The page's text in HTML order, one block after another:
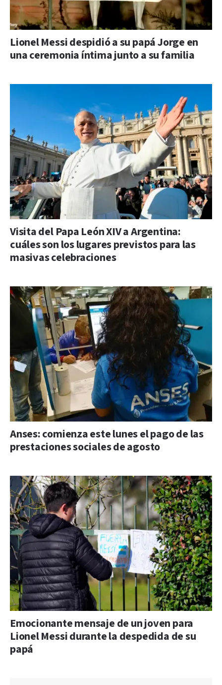
Lionel Messi despidió a su papá Jorge en
una ceremonia íntima junto a su familia
Visita del Papa León XIV a Argentina:
cuáles son los lugares previstos para las
masivas celebraciones
Anses: comienza este lunes el pago de las
prestaciones sociales de agosto
Emocionante mensaje de un joven para
Lionel Messi durante la despedida de su
papá